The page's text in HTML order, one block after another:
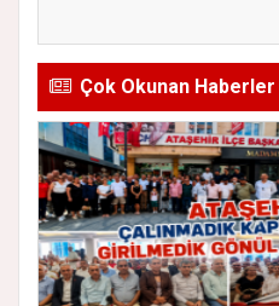
Çok Okunan Haberler